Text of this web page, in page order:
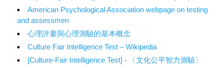
American Psychological Association webpage on testing
and assessmen
心理評量與心理測驗的基本概念
Culture Fair Intelligence Test – Wikipedia
[Culture-Fair Intelligence Test] - 〔文化公平智力測驗〕